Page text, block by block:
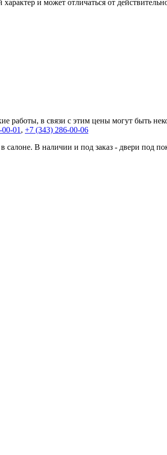
и может отличаться от
работы, в связи с этим цены могут быть
01, +7 (343) 286-00-06
салоне. В наличии и под заказ - двери под